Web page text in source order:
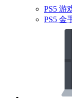
PS5 游
PS5 金